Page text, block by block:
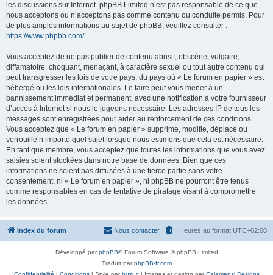
les discussions sur Internet. phpBB Limited n’est pas responsable de ce que
nous acceptons ou n’acceptons pas comme contenu ou conduite permis. Pour
de plus amples informations au sujet de phpBB, veuillez consulter :
https://www.phpbb.com/.
Vous acceptez de ne pas publier de contenu abusif, obscène, vulgaire,
diffamatoire, choquant, menaçant, à caractère sexuel ou tout autre contenu qui
peut transgresser les lois de votre pays, du pays où « Le forum en papier » est
hébergé ou les lois internationales. Le faire peut vous mener à un
bannissement immédiat et permanent, avec une notification à votre fournisseur
d’accès à Internet si nous le jugeons nécessaire. Les adresses IP de tous les
messages sont enregistrées pour aider au renforcement de ces conditions.
Vous acceptez que « Le forum en papier » supprime, modifie, déplace ou
verrouille n’importe quel sujet lorsque nous estimons que cela est nécessaire.
En tant que membre, vous acceptez que toutes les informations que vous avez
saisies soient stockées dans notre base de données. Bien que ces
informations ne soient pas diffusées à une tierce partie sans votre
consentement, ni « Le forum en papier », ni phpBB ne pourront être tenus
comme responsables en cas de tentative de piratage visant à compromettre
les données.
Index du forum Heures au format UTC+02:00
Nous contacter
Développé parphpBB® Forum Software © phpBB Limited
Traduit parphpBB-fr.com